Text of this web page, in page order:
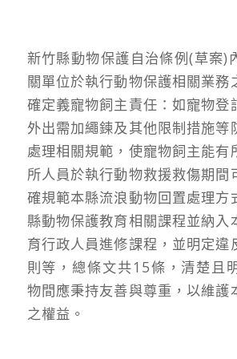
新竹縣動物保護自治條例(草案)
關單位於執行動物保護相關業務
確定義寵物飼主責任：如寵物登
外出需加繩鍊及其他限制措施等
處理相關規範，使寵物飼主能有
所人員於執行動物救援救傷期間
確規範本縣流浪動物回置處理方
縣動物保護教育相關課程並納入
育行政人員進修課程，並明定違
則等，總條文共15條，清楚且
物間應秉持友善與尊重，以維護
之權益。